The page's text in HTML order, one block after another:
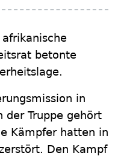
betonte
in
der Truppe gehört
Kämpfer hatten in
Den Kampf